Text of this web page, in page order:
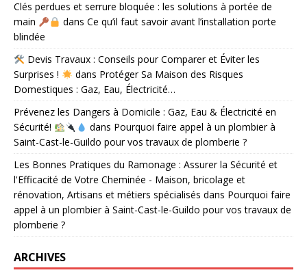
Clés perdues et serrure bloquée : les solutions à portée de
main
dans Ce qu’il faut savoir avant l’installation porte
blindée
Devis Travaux : Conseils pour Comparer et Éviter les
Surprises !
dans Protéger Sa Maison des Risques
Domestiques : Gaz, Eau, Électricité…
Prévenez les Dangers à Domicile : Gaz, Eau & Électricité en
Sécurité!
dans Pourquoi faire appel à un plombier à
Saint-Cast-le-Guildo pour vos travaux de plomberie ?
Les Bonnes Pratiques du Ramonage : Assurer la Sécurité et
l'Efficacité de Votre Cheminée - Maison, bricolage et
rénovation, Artisans et métiers spécialisés dans Pourquoi faire
appel à un plombier à Saint-Cast-le-Guildo pour vos travaux de
plomberie ?
ARCHIVES